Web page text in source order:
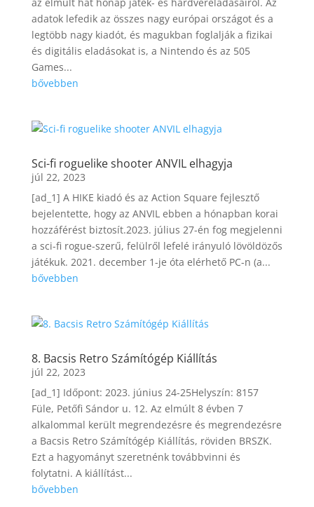
az elmúlt hat hónap játék- és hardvereladásairól. Az
adatok lefedik az összes nagy európai országot és a
legtöbb nagy kiadót, és magukban foglalják a fizikai
és digitális eladásokat is, a Nintendo és az 505
Games...
bővebben
Sci-fi roguelike shooter ANVIL elhagyja
júl 22, 2023
[ad_1] A HIKE kiadó és az Action Square fejlesztő
bejelentette, hogy az ANVIL ebben a hónapban korai
hozzáférést biztosít.2023. július 27-én fog megjelenni
a sci-fi rogue-szerű, felülről lefelé irányuló lövöldözős
játékuk. 2021. december 1-je óta elérhető PC-n (a...
bővebben
8. Bacsis Retro Számítógép Kiállítás
júl 22, 2023
[ad_1] Időpont: 2023. június 24-25Helyszín: 8157
Füle, Petőfi Sándor u. 12. Az elmúlt 8 évben 7
alkalommal került megrendezésre és megrendezésre
a Bacsis Retro Számítógép Kiállítás, röviden BRSZK.
Ezt a hagyományt szeretnénk továbbvinni és
folytatni. A kiállítást...
bővebben